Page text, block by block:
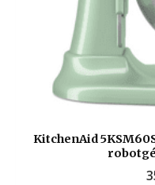
KitchenAid